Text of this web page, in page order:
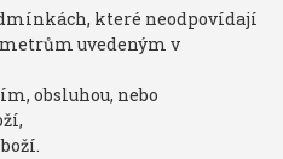
které neodpovídají
uvedeným v
obsluhou, nebo